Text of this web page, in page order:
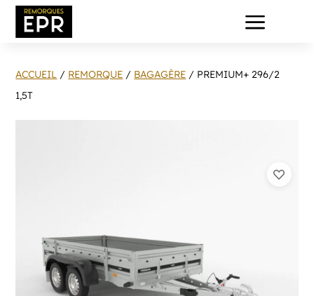
a
ACCUEIL / REMORQUE / BAGAGÈRE / PREMIUM+ 296/2
1,5T